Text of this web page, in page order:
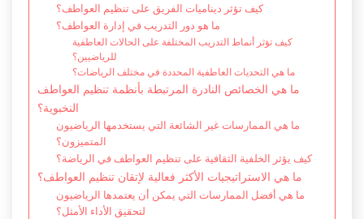
كيف تؤثر ديناميات الفريق على تنظيم العواطف؟
ما هو دور التدريب في إدارة العواطف؟
كيف تؤثر أنماط التدريب المختلفة على الحالات العاطفية
للرياضيين؟
ما هي التحديات العاطفية المحددة في مختلف الرياضات؟
ما هي الخصائص النادرة المرتبطة بأنظمة تنظيم العواطف
النخبوية؟
ما هي الممارسات غير الشائعة التي يستخدمها الرياضيون
المتميزون؟
كيف يؤثر الخلفية الثقافية على تنظيم العواطف في الرياضة؟
ما هي الاستراتيجيات الأكثر فعالية لإتقان تنظيم العواطف؟
ما هي أفضل الممارسات التي يمكن أن يعتمدها الرياضيون
لتحقيق الأداء الأمثل؟